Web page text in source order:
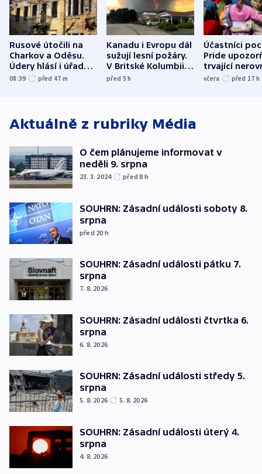
Rusové útočili na
Charkov a Oděsu.
Údery hlásí i úřady v
Bělgorodu
08:39 před 47 m
Kanadu i Evropu dál
sužují lesní požáry.
V Britské Kolumbii
evakuovali tisíce lidí
před 5h
Účastníci
Pride
trvající
včera před 17 h
Aktuálně z rubriky Média
O čem plánujeme informovat v
neděli 9. srpna
23. 3. 2024 před 8 h
SOUHRN: Zásadní události soboty 8.
srpna
před 20 h
SOUHRN: Zásadní události pátku 7.
srpna
7. 8. 2026
SOUHRN: Zásadní události čtvrtka 6.
srpna
6. 8. 2026
SOUHRN: Zásadní události středy 5.
srpna
5. 8. 2026 5. 8. 2026
SOUHRN: Zásadní události úterý 4.
srpna
4. 8. 2026